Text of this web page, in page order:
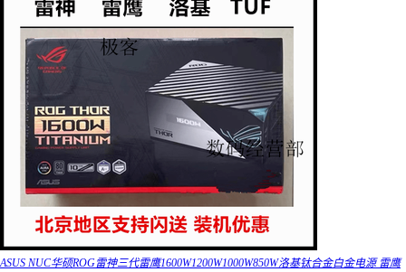
ASUS NUC华硕ROG雷神三代雷鹰1600W1200W1000W850W洛基钛合金白金电源 雷鹰